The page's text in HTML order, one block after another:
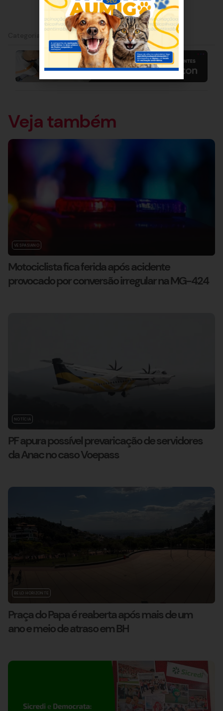
Veja também
VESPASIANO
Motociclista fica ferida após acidente
provocado por conversão irregular na MG-424
NOTÍCIA
PF apura possível prevaricação de servidores
da Anac no caso Voepass
BELO HORIZONTE
Praça do Papa é reaberta após mais de um
ano e meio de atraso em BH